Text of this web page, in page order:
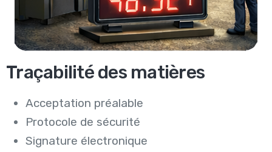
Traçabilité des matières
Acceptation préalable
Protocole de sécurité
Signature électronique